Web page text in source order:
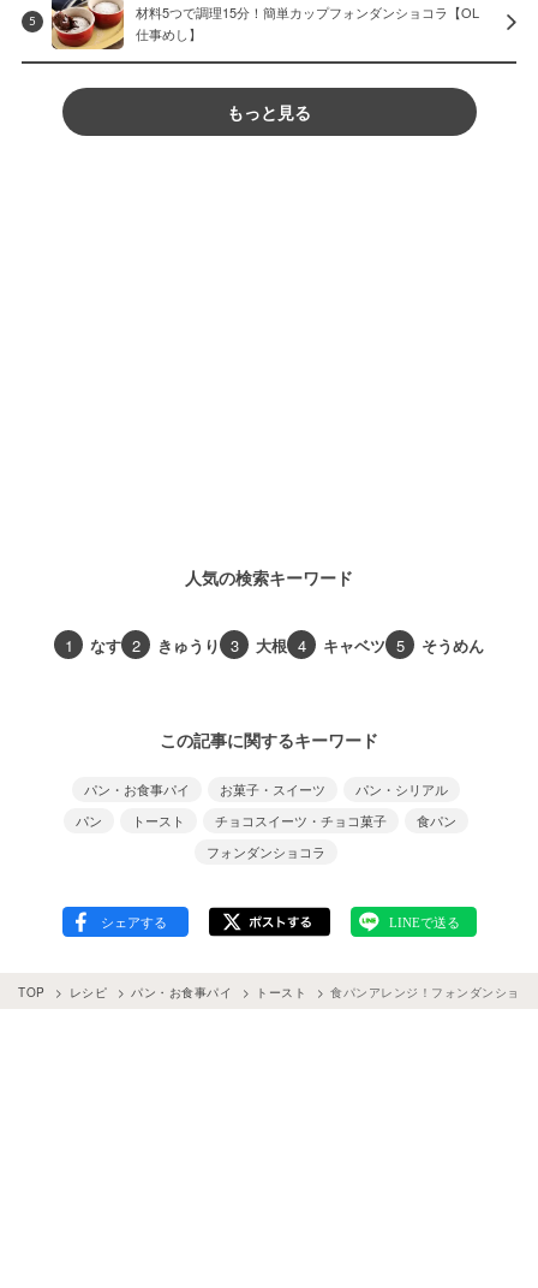
5
材料5つで調理15分！簡単カップフォンダンショコラ【OL
仕事めし】
もっと見る
人気の検索キーワード
1 なす 2 きゅうり 3 大根 4 キャベツ 5 そうめん
この記事に関するキーワード
パン・お食事パイ お菓子・スイーツ
パン・シリアル
パン
トースト チョコスイーツ・チョコ菓子
食パン
フォンダンショコラ
TOP レシピ パン・お食事パイ トースト 食パンアレンジ！フォンダンショコ